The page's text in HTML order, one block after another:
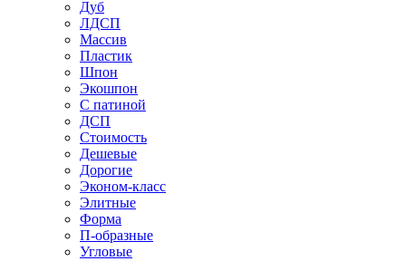
Дуб
ЛДСП
Массив
Пластик
Шпон
Экошпон
С патиной
ДСП
Стоимость
Дешевые
Дорогие
Эконом-класс
Элитные
Форма
П-образные
Угловые